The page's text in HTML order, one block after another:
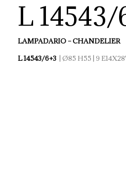
L 14543/
LAMPADARIO – CHANDELIER
L 14543/6+3
| Ø85 H55 | 9